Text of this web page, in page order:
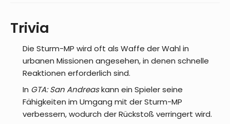
Trivia
Die Sturm-MP wird oft als Waffe der Wahl in
urbanen Missionen angesehen, in denen schnelle
Reaktionen erforderlich sind.
In GTA: San Andreaskann ein Spieler seine
Fähigkeiten im Umgang mit der Sturm-MP
verbessern, wodurch der Rückstoß verringert wird.